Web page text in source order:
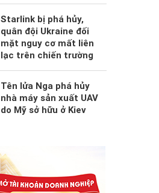
Starlink bị phá hủy,
quân đội Ukraine đối
mặt nguy cơ mất liên
lạc trên chiến trường
Tên lửa Nga phá hủy
nhà máy sản xuất UAV
do Mỹ sở hữu ở Kiev